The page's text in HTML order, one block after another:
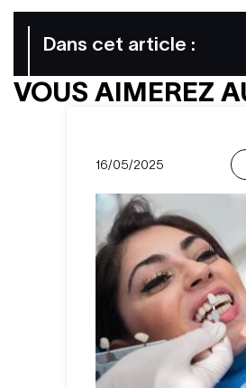
VOUS AIMEREZ
16/05/2025
Dans cet article :